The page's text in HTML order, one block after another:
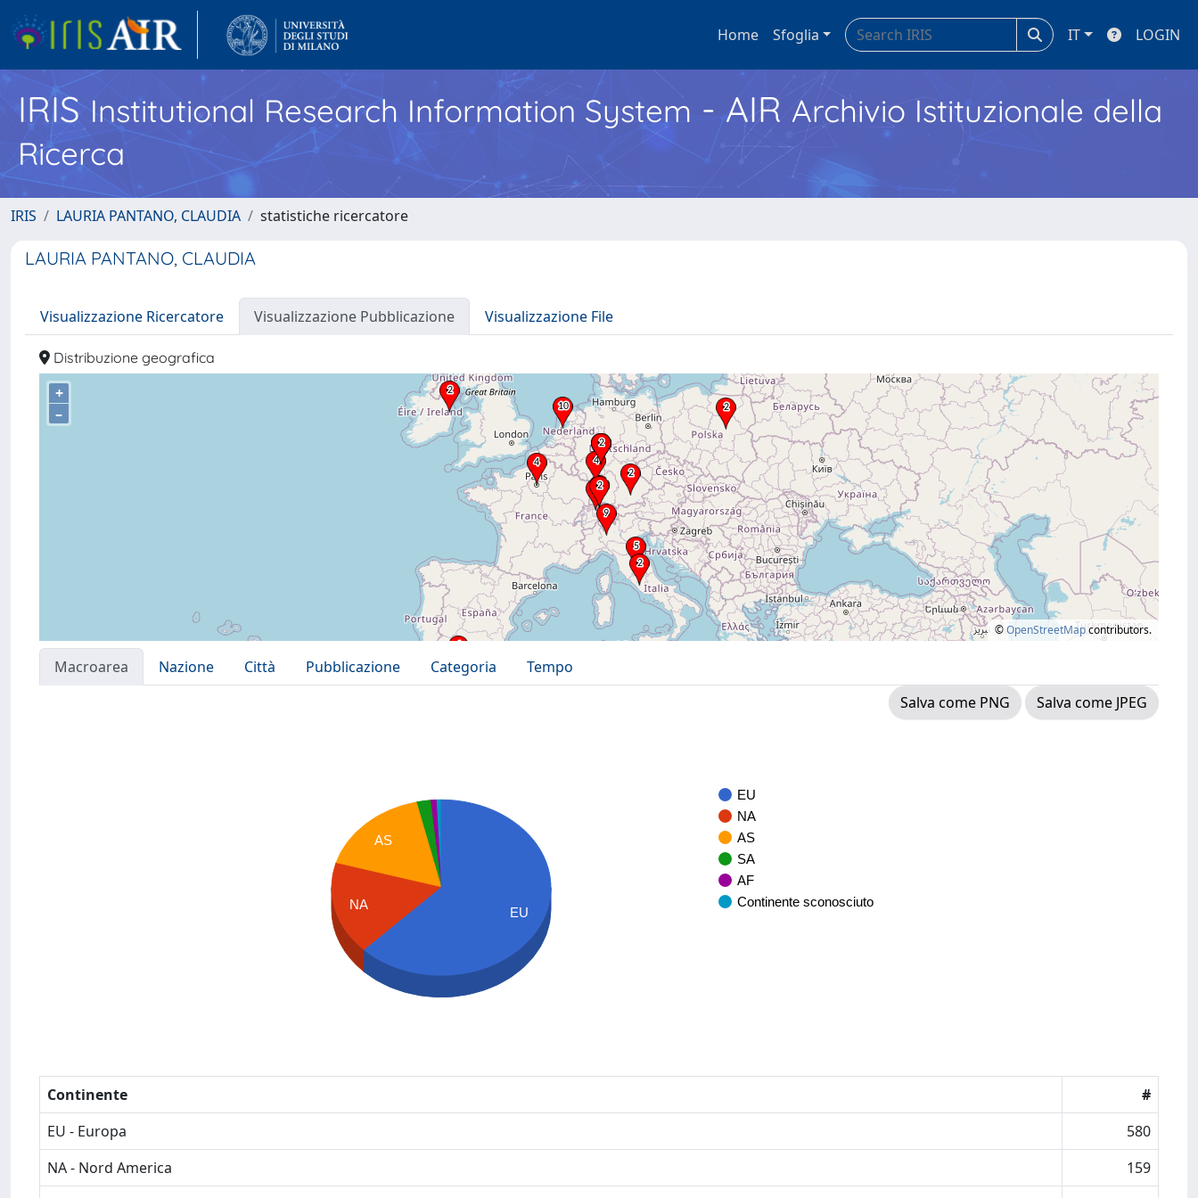
Home Sfoglia IT LOGIN
IRISInstitutional Research Information System - AIR Archivio Istituzionale della
Ricerca
IRIS LAURIA PANTANO, CLAUDIA statistiche ricercatore
LAURIA PANTANO, CLAUDIA
Visualizzazione Ricercatore Visualizzazione Pubblicazione Visualizzazione File
Distribuzione geografica
+
–
©OpenStreetMapcontributors.
Macroarea Nazione Città Pubblicazione Categoria
Tempo
Salva come PNG
Salva come JPEG
EU
NA
AS
SA
AF
Continente sconosciuto
AS
NA
EU
Continente
#
EU - Europa
580
NA - Nord America
159